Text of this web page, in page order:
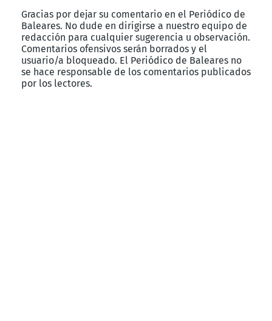
Gracias por dejar su comentario en el Periódico de
Baleares. No dude en dirigirse a nuestro equipo de
redacción para cualquier sugerencia u observación.
Comentarios ofensivos serán borrados y el
usuario/a bloqueado. El Periódico de Baleares no
se hace responsable de los comentarios publicados
por los lectores.